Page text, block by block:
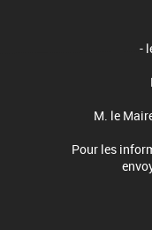
-
M. le
Pour les